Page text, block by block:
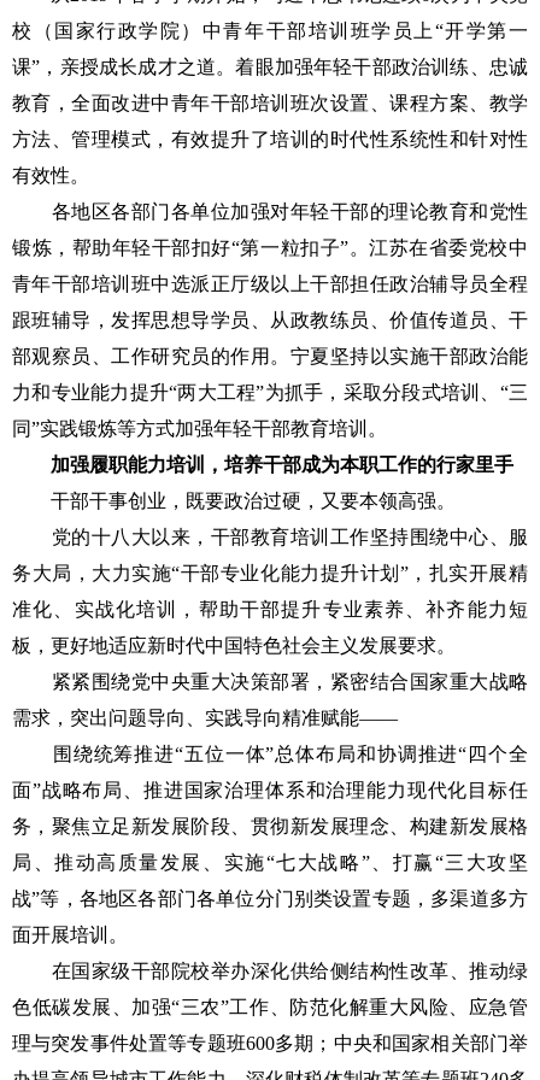
校（国家行政学院）中青年干部培训班学员上“开学第一
课”，亲授成长成才之道。着眼加强年轻干部政治训练、忠诚
教育，全面改进中青年干部培训班次设置、课程方案、教学
方法、管理模式，有效提升了培训的时代性系统性和针对性
有效性。
各地区各部门各单位加强对年轻干部的理论教育和党性
锻炼，帮助年轻干部扣好“第一粒扣子”。江苏在省委党校中
青年干部培训班中选派正厅级以上干部担任政治辅导员全程
跟班辅导，发挥思想导学员、从政教练员、价值传道员、干
部观察员、工作研究员的作用。宁夏坚持以实施干部政治能
力和专业能力提升“两大工程”为抓手，采取分段式培训、“三
同”实践锻炼等方式加强年轻干部教育培训。
加强履职能力培训，培养干部成为本职工作的行家里手
干部干事创业，既要政治过硬，又要本领高强。
党的十八大以来，干部教育培训工作坚持围绕中心、服
务大局，大力实施“干部专业化能力提升计划”，扎实开展精
准化、实战化培训，帮助干部提升专业素养、补齐能力短
板，更好地适应新时代中国特色社会主义发展要求。
紧紧围绕党中央重大决策部署，紧密结合国家重大战略
需求，突出问题导向、实践导向精准赋能——
围绕统筹推进“五位一体”总体布局和协调推进“四个全
面”战略布局、推进国家治理体系和治理能力现代化目标任
务，聚焦立足新发展阶段、贯彻新发展理念、构建新发展格
局、推动高质量发展、实施“七大战略”、打赢“三大攻坚
战”等，各地区各部门各单位分门别类设置专题，多渠道多方
面开展培训。
在国家级干部院校举办深化供给侧结构性改革、推动绿
色低碳发展、加强“三农”工作、防范化解重大风险、应急管
理与突发事件处置等专题班600多期；中央和国家相关部门举